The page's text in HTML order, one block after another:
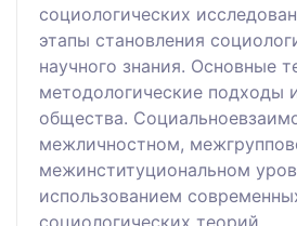
социологических
этапы становления
научного знания. Основные
методологические подходы
общества.
межличностном,
межинституциональном
использованием
социологических теорий.